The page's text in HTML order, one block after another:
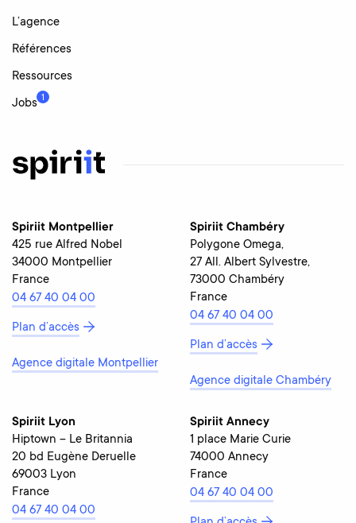
L’agence
Références
Ressources
Jobs 1
Spiriit Montpellier
425 rue Alfred Nobel
34000 Montpellier
France
04 67 40 04 00
Plan d’accès
Agence digitale Montpellier
Spiriit Chambéry
Polygone Omega,
27 All. Albert Sylvestre,
73000 Chambéry
France
04 67 40 04 00
Plan d’accès
Agence digitale Chambéry
Spiriit Lyon
Hiptown – Le Britannia
20 bd Eugène Deruelle
69003 Lyon
France
04 67 40 04 00
Spiriit Annecy
1 place Marie Curie
74000 Annecy
France
04 67 40 04 00